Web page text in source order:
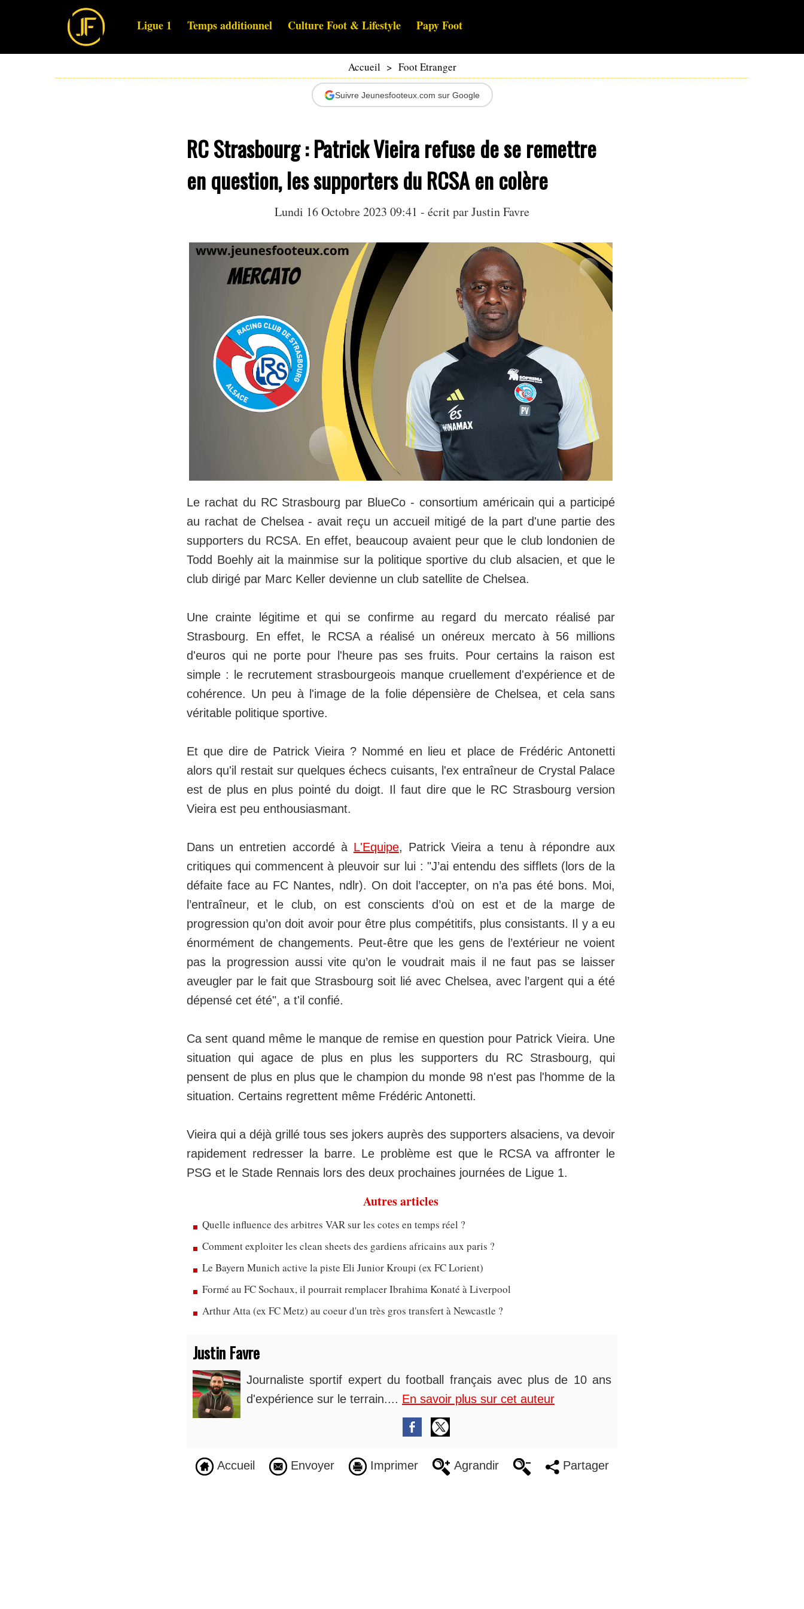
Ligue 1 Temps additionnel Culture Foot & Lifestyle Papy Foot
Accueil > Foot Etranger
Suivre Jeunesfooteux.com sur Google
RC Strasbourg : Patrick Vieira refuse de se remettre
en question, les supporters du RCSA en colère
Lundi 16 Octobre 2023 09:41 - écrit parJustin Favre
Le rachat du RC Strasbourg par BlueCo - consortium américain qui a participé
au rachat de Chelsea - avait reçu un accueil mitigé de la part d'une partie des
supporters du RCSA. En effet, beaucoup avaient peur que le club londonien de
Todd Boehly ait la mainmise sur la politique sportive du club alsacien, et que le
club dirigé par Marc Keller devienne un club satellite de Chelsea.
Une crainte légitime et qui se confirme au regard du mercato réalisé par
Strasbourg. En effet, le RCSA a réalisé un onéreux mercato à 56 millions
d'euros qui ne porte pour l'heure pas ses fruits. Pour certains la raison est
simple : le recrutement strasbourgeois manque cruellement d'expérience et de
cohérence. Un peu à l'image de la folie dépensière de Chelsea, et cela sans
véritable politique sportive.
Et que dire de Patrick Vieira ? Nommé en lieu et place de Frédéric Antonetti
alors qu'il restait sur quelques échecs cuisants, l'ex entraîneur de Crystal Palace
est de plus en plus pointé du doigt. Il faut dire que le RC Strasbourg version
Vieira est peu enthousiasmant.
Dans un entretien accordé à L'Equipe, Patrick Vieira a tenu à répondre aux
critiques qui commencent à pleuvoir sur lui : "J’ai entendu des sifflets (lors de la
défaite face au FC Nantes, ndlr). On doit l’accepter, on n’a pas été bons. Moi,
l’entraîneur, et le club, on est conscients d’où on est et de la marge de
progression qu’on doit avoir pour être plus compétitifs, plus consistants. Il y a eu
énormément de changements. Peut-être que les gens de l’extérieur ne voient
pas la progression aussi vite qu’on le voudrait mais il ne faut pas se laisser
aveugler par le fait que Strasbourg soit lié avec Chelsea, avec l’argent qui a été
dépensé cet été", a t'il confié.
Ca sent quand même le manque de remise en question pour Patrick Vieira. Une
situation qui agace de plus en plus les supporters du RC Strasbourg, qui
pensent de plus en plus que le champion du monde 98 n'est pas l'homme de la
situation. Certains regrettent même Frédéric Antonetti.
Vieira qui a déjà grillé tous ses jokers auprès des supporters alsaciens, va devoir
rapidement redresser la barre. Le problème est que le RCSA va affronter le
PSG et le Stade Rennais lors des deux prochaines journées de Ligue 1.
Autres articles
Quelle influence des arbitres VAR sur les cotes en temps réel ?
Comment exploiter les clean sheets des gardiens africains aux paris ?
Le Bayern Munich active la piste Eli Junior Kroupi (ex FC Lorient)
Formé au FC Sochaux, il pourrait remplacer Ibrahima Konaté à Liverpool
Arthur Atta (ex FC Metz) au coeur d'un très gros transfert à Newcastle ?
Justin Favre
Journaliste sportif expert du football français avec plus de 10 ans
d'expérience sur le terrain.... En savoir plus sur cet auteur
Accueil Envoyer Imprimer Agrandir Partager